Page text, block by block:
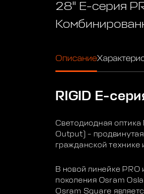
28" Е-серия
Описание
RIGID E-
Светодиодная
Output) –
гражданской
В новой линейке
поколения Osram
Osram Square